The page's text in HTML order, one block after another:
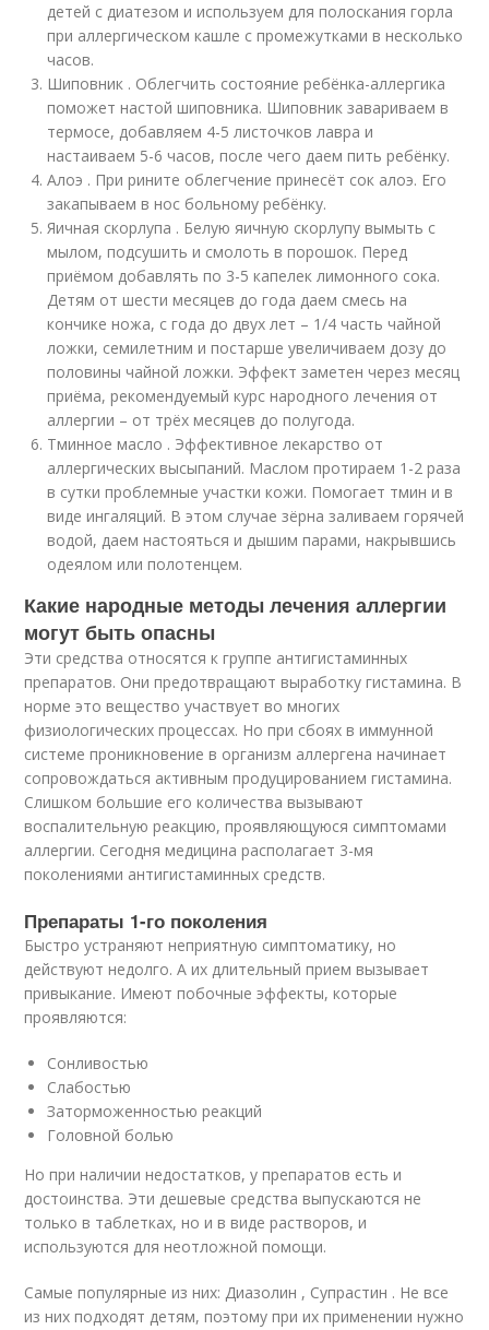
детей с диатезом и используем для полоскания горла
при аллергическом кашле с промежутками в несколько
часов.
Шиповник . Облегчить состояние ребёнка-аллергика
поможет настой шиповника. Шиповник завариваем в
термосе, добавляем 4-5 листочков лавра и
настаиваем 5-6 часов, после чего даем пить ребёнку.
Алоэ . При рините облегчение принесёт сок алоэ. Его
закапываем в нос больному ребёнку.
Яичная скорлупа . Белую яичную скорлупу вымыть с
мылом, подсушить и смолоть в порошок. Перед
приёмом добавлять по 3-5 капелек лимонного сока.
Детям от шести месяцев до года даем смесь на
кончике ножа, с года до двух лет – 1/4 часть чайной
ложки, семилетним и постарше увеличиваем дозу до
половины чайной ложки. Эффект заметен через месяц
приёма, рекомендуемый курс народного лечения от
аллергии – от трёх месяцев до полугода.
Тминное масло . Эффективное лекарство от
аллергических высыпаний. Маслом протираем 1-2 раза
в сутки проблемные участки кожи. Помогает тмин и в
виде ингаляций. В этом случае зёрна заливаем горячей
водой, даем настояться и дышим парами, накрывшись
одеялом или полотенцем.
Какие народные методы лечения аллергии
могут быть опасны
Эти средства относятся к группе антигистаминных
препаратов. Они предотвращают выработку гистамина. В
норме это вещество участвует во многих
физиологических процессах. Но при сбоях в иммунной
системе проникновение в организм аллергена начинает
сопровождаться активным продуцированием гистамина.
Слишком большие его количества вызывают
воспалительную реакцию, проявляющуюся симптомами
аллергии. Сегодня медицина располагает 3-мя
поколениями антигистаминных средств.
Препараты 1-го поколения
Быстро устраняют неприятную симптоматику, но
действуют недолго. А их длительный прием вызывает
привыкание. Имеют побочные эффекты, которые
проявляются:
Сонливостью
Слабостью
Заторможенностью реакций
Головной болью
Но при наличии недостатков, у препаратов есть и
достоинства. Эти дешевые средства выпускаются не
только в таблетках, но и в виде растворов, и
используются для неотложной помощи.
Самые популярные из них: Диазолин , Супрастин . Не все
из них подходят детям, поэтому при их применении нужно